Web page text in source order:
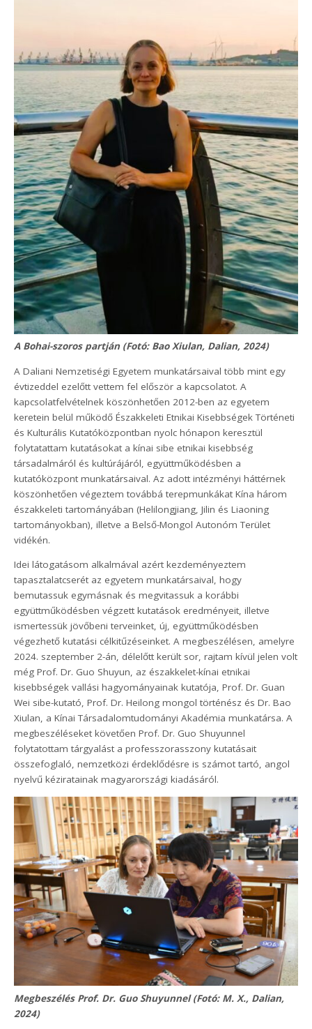
A Bohai-szoros partján (Fotó: Bao Xiulan, Dalian, 2024)
A Daliani Nemzetiségi Egyetem munkatársaival több mint egy
évtizeddel ezelőtt vettem fel először a kapcsolatot. A
kapcsolatfelvételnek köszönhetően 2012-ben az egyetem
keretein belül működő Északkeleti Etnikai Kisebbségek Történeti
és Kulturális Kutatóközpontban nyolc hónapon keresztül
folytatattam kutatásokat a kínai sibe etnikai kisebbség
társadalmáról és kultúrájáról, együttműködésben a
kutatóközpont munkatársaival. Az adott intézményi háttérnek
köszönhetően végeztem továbbá terepmunkákat Kína három
északkeleti tartományában (Helilongjiang, Jilin és Liaoning
tartományokban), illetve a Belső-Mongol Autonóm Terület
vidékén.
Idei látogatásom alkalmával azért kezdeményeztem
tapasztalatcserét az egyetem munkatársaival, hogy
bemutassuk egymásnak és megvitassuk a korábbi
együttműködésben végzett kutatások eredményeit, illetve
ismertessük jövőbeni terveinket, új, együttműködésben
végezhető kutatási célkitűzéseinket. A megbeszélésen, amelyre
2024. szeptember 2-án, délelőtt került sor, rajtam kívül jelen volt
még Prof. Dr. Guo Shuyun, az északkelet-kínai etnikai
kisebbségek vallási hagyományainak kutatója, Prof. Dr. Guan
Wei sibe-kutató, Prof. Dr. Heilong mongol történész és Dr. Bao
Xiulan, a Kínai Társadalomtudományi Akadémia munkatársa. A
megbeszéléseket követően Prof. Dr. Guo Shuyunnel
folytatottam tárgyalást a professzorasszony kutatásait
összefoglaló, nemzetközi érdeklődésre is számot tartó, angol
nyelvű kéziratainak magyarországi kiadásáról.
Megbeszélés Prof. Dr. Guo Shuyunnel (Fotó: M. X., Dalian,
2024)